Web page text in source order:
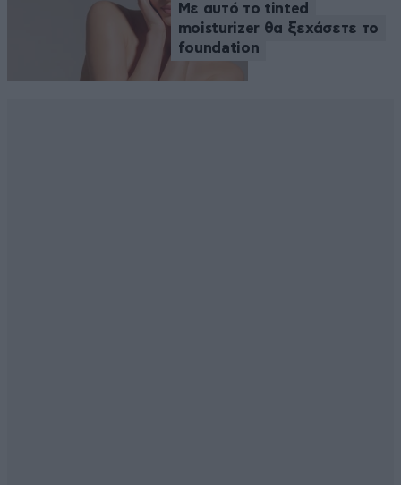
Με αυτό το tinted
moisturizer θα ξεχάσετε το
foundation